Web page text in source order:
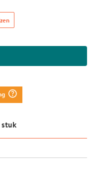
question_mark_circle
stuk